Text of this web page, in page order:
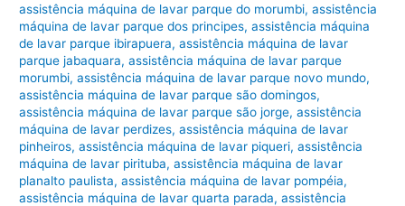
assistência máquina de lavar parque do morumbi,assistência
máquina de lavar parque dos principes,assistência máquina
de lavar parque ibirapuera,assistência máquina de lavar
parque jabaquara,assistência máquina de lavar parque
morumbi,assistência máquina de lavar parque novo mundo,
assistência máquina de lavar parque são domingos,
assistência máquina de lavar parque são jorge,assistência
máquina de lavar perdizes,assistência máquina de lavar
pinheiros,assistência máquina de lavar piqueri,assistência
máquina de lavar pirituba,assistência máquina de lavar
planalto paulista,assistência máquina de lavar pompéia,
assistência máquina de lavar quarta parada,assistência